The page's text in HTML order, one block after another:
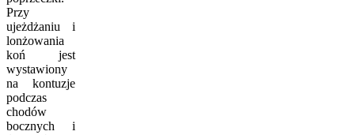
Przy
ujeżdżaniu i
lonżowania
koń jest
wystawiony
na kontuzje
podczas
chodów
bocznych i